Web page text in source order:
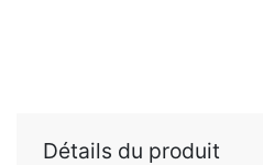
Détails du produit